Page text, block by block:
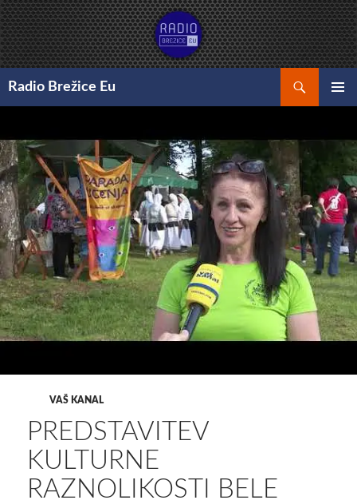
Preskoči
na
vsebino
Radio Brežice Eu
VAŠ KANAL
PREDSTAVITEV
KULTURNE
RAZNOLIKOSTI BELE